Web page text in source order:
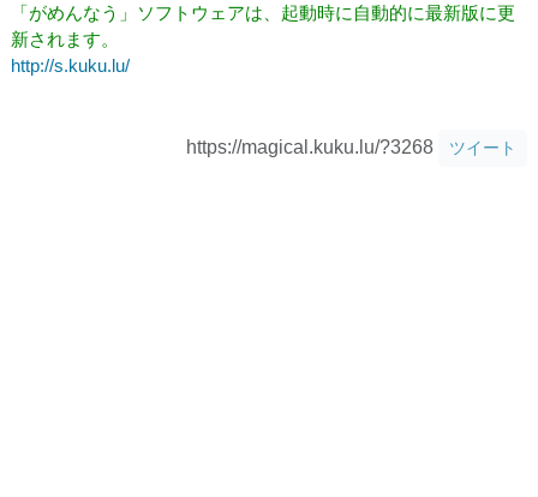
「がめんなう」ソフトウェアは、起動時に自動的に最新版に更
新されます。
http://s.kuku.lu/
https://magical.kuku.lu/?3268 ツイート